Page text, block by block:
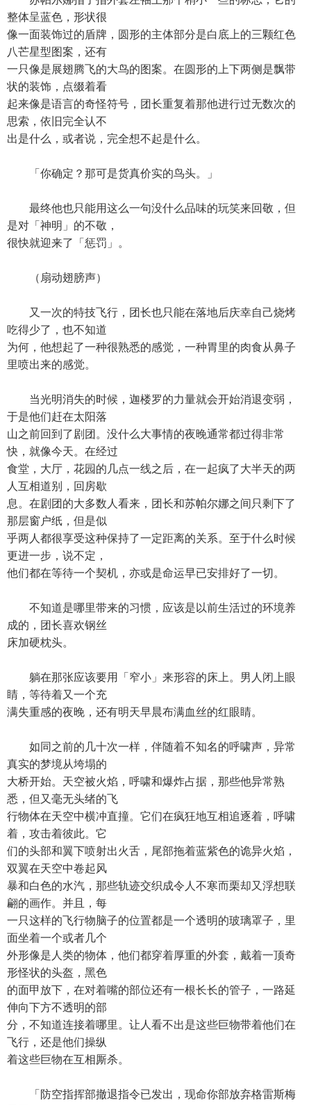
整体呈蓝色，形状很
像一面装饰过的盾牌，圆形的主体部分是白底上的三颗红色
八芒星型图案，还有
一只像是展翅腾飞的大鸟的图案。在圆形的上下两侧是飘带
状的装饰，点缀着看
起来像是语言的奇怪符号，团长重复着那他进行过无数次的
思索，依旧完全认不
出是什么，或者说，完全想不起是什么。
「你确定？那可是货真价实的鸟头。」
最终他也只能用这么一句没什么品味的玩笑来回敬，但
是对「神明」的不敬，
很快就迎来了「惩罚」。
（扇动翅膀声）
又一次的特技飞行，团长也只能在落地后庆幸自己烧烤
吃得少了，也不知道
为何，他想起了一种很熟悉的感觉，一种胃里的肉食从鼻子
里喷出来的感觉。
当光明消失的时候，迦楼罗的力量就会开始消退变弱，
于是他们赶在太阳落
山之前回到了剧团。没什么大事情的夜晚通常都过得非常
快，就像今天。在经过
食堂，大厅，花园的几点一线之后，在一起疯了大半天的两
人互相道别，回房歇
息。在剧团的大多数人看来，团长和苏帕尔娜之间只剩下了
那层窗户纸，但是似
乎两人都很享受这种保持了一定距离的关系。至于什么时候
更进一步，说不定，
他们都在等待一个契机，亦或是命运早已安排好了一切。
不知道是哪里带来的习惯，应该是以前生活过的环境养
成的，团长喜欢钢丝
床加硬枕头。
躺在那张应该要用「窄小」来形容的床上。男人闭上眼
睛，等待着又一个充
满失重感的夜晚，还有明天早晨布满血丝的红眼睛。
如同之前的几十次一样，伴随着不知名的呼啸声，异常
真实的梦境从垮塌的
大桥开始。天空被火焰，呼啸和爆炸占据，那些他异常熟
悉，但又毫无头绪的飞
行物体在天空中横冲直撞。它们在疯狂地互相追逐着，呼啸
着，攻击着彼此。它
们的头部和翼下喷射出火舌，尾部拖着蓝紫色的诡异火焰，
双翼在天空中卷起风
暴和白色的水汽，那些轨迹交织成令人不寒而栗却又浮想联
翩的画作。并且，每
一只这样的飞行物脑子的位置都是一个透明的玻璃罩子，里
面坐着一个或者几个
外形像是人类的物体，他们都穿着厚重的外套，戴着一顶奇
形怪状的头盔，黑色
的面甲放下，在对着嘴的部位还有一根长长的管子，一路延
伸向下方不透明的部
分，不知道连接着哪里。让人看不出是这些巨物带着他们在
飞行，还是他们操纵
着这些巨物在互相厮杀。
「防空指挥部撤退指令已发出，现命你部放弃格雷斯梅